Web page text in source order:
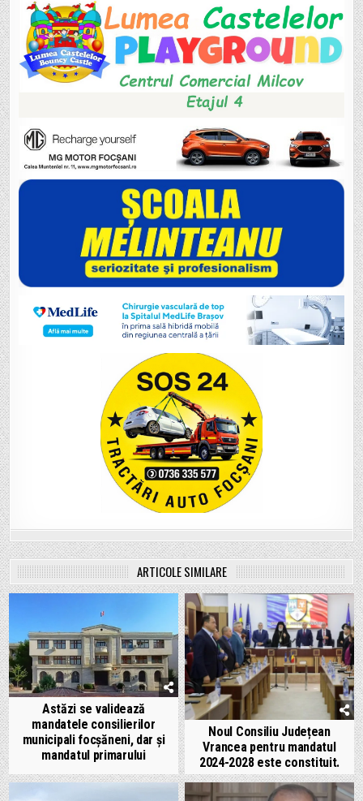
ARTICOLE SIMILARE
Astăzi se validează
mandatele consilierilor
municipali focșăneni, dar și
mandatul primarului
Noul Consiliu Județean
Vrancea pentru mandatul
2024-2028 este constituit.